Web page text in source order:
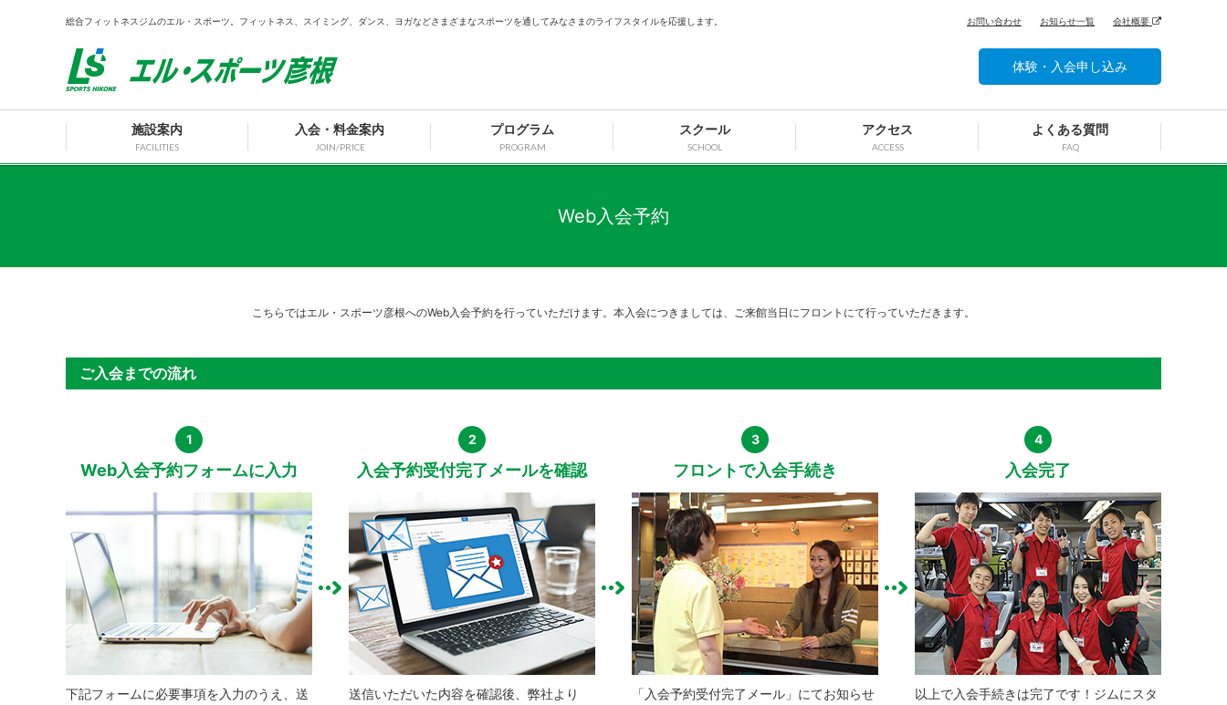
総合フィットネスジムのエル・スポーツ。フィットネス、スイミング、ダンス、ヨガなどさまざまなスポーツを通してみなさまのライフスタイルを応援します。 お問い合わせ お知らせ一覧 会社概要
体験・入会申し込み
施設案内
FACILITIES
入会・料金案内
JOIN/PRICE
プログラム
PROGRAM
スクール
SCHOOL
アクセス
ACCESS
よくある質問
FAQ
Web入会予約
こちらではエル・スポーツ彦根へのWeb入会予約を行っていただけます。本入会につきましては、ご来館当日にフロントにて行っていただきます。
ご入会までの流れ
1
Web入会予約フォームに入力
下記フォームに必要事項を入力のうえ、送
2
入会予約受付完了メールを確認
送信いただいた内容を確認後、弊社より
3
フロントで入会手続き
「入会予約受付完了メール」にてお知らせ
4
入会完了
以上で入会手続きは完了です！ジムにスタ